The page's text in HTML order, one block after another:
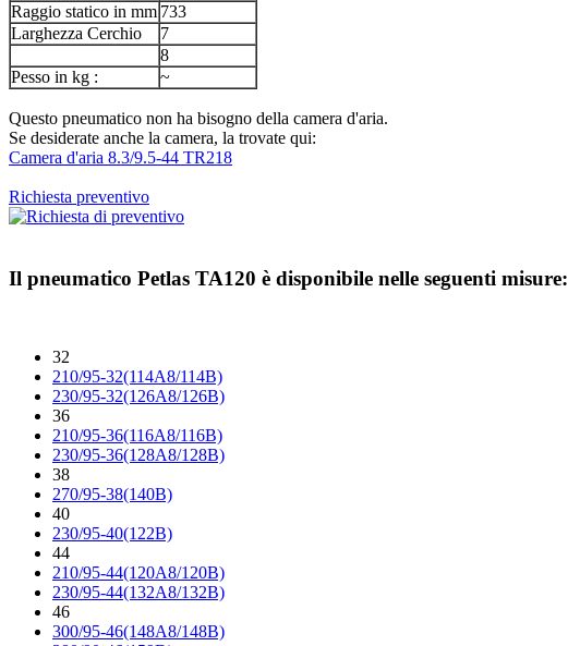
Raggio statico in mm 733
Larghezza Cerchio
7
8
Pesso in kg :
~
Questo pneumatico non ha bisogno della camera d'aria.
Se desiderate anche la camera, la trovate qui:
Camera d'aria 8.3/9.5-44 TR218
Richiesta preventivo
Il pneumatico Petlas TA120 è disponibile nelle seguenti misure:
32
210/95-32(114A8/114B)
230/95-32(126A8/126B)
36
210/95-36(116A8/116B)
230/95-36(128A8/128B)
38
270/95-38(140B)
40
230/95-40(122B)
44
210/95-44(120A8/120B)
230/95-44(132A8/132B)
46
300/95-46(148A8/148B)